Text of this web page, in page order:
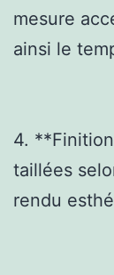
mesure
ainsi le
4.
taillées
rendu